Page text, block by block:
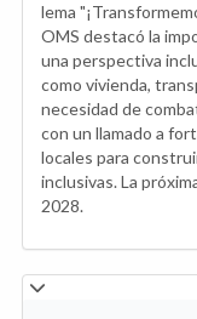
lema
OMS destacó la
una perspectiva
como vivienda,
necesidad de
con un llamado a
locales para
inclusivas. La
2028.